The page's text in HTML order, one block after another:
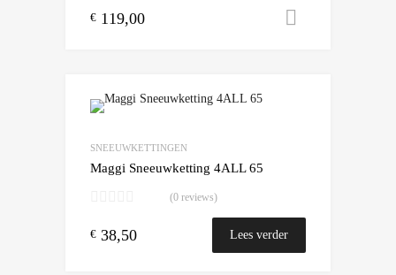
€ 119,00
SNEEUWKETTINGEN
Maggi Sneeuwketting 4ALL 65
(0 reviews)
€ 38,50 Lees verder